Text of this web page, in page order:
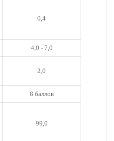
0,4
4,0 - 7,0
2,0
8 баллов
99,0